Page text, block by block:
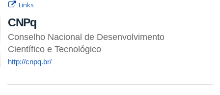
Links
CNPq
Conselho Nacional de Desenvolvimento
Científico e Tecnológico
http://cnpq.br/